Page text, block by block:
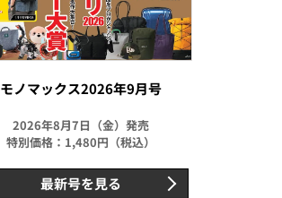
モノマックス2026年9月号
2026年8月7日（金）発売
特別価格：1,480円（税込）
最新号を見る